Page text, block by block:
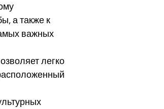
а также к
важных
легко